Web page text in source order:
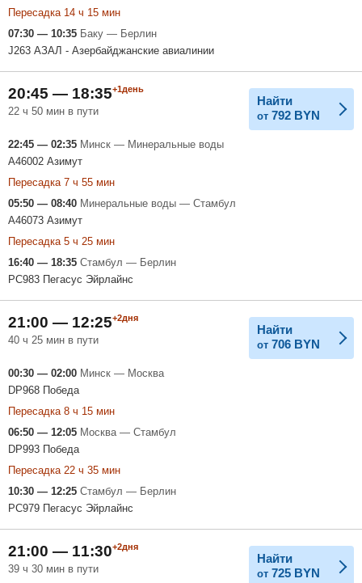
Пересадка 14 ч 15 мин
07:30 — 10:35 Баку — Берлин
J263 АЗАЛ - Азербайджанские авиалинии
20:45 — 18:35+1день
22 ч 50 мин в пути
Найти
от 792 BYN
22:45 — 02:35 Минск — Минеральные воды
A46002 Азимут
Пересадка 7 ч 55 мин
05:50 — 08:40 Минеральные воды — Стамбул
A46073 Азимут
Пересадка 5 ч 25 мин
16:40 — 18:35 Стамбул — Берлин
PC983 Пегасус Эйрлайнс
21:00 — 12:25+2дня
40 ч 25 мин в пути
Найти
от 706 BYN
00:30 — 02:00 Минск — Москва
DP968 Победа
Пересадка 8 ч 15 мин
06:50 — 12:05 Москва — Стамбул
DP993 Победа
Пересадка 22 ч 35 мин
10:30 — 12:25 Стамбул — Берлин
PC979 Пегасус Эйрлайнс
21:00 — 11:30+2дня
39 ч 30 мин в пути
Найти
от 725 BYN